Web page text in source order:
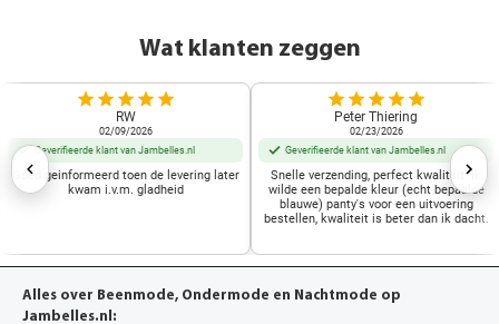
Wat klanten zeggen
RW
02/09/2026
Geverifieerde klant van Jambelles.nl
Goed geinformeerd toen de levering later
kwam i.v.m. gladheid
Peter Thiering
02/23/2026
Geverifieerde klant van Jambelles.nl
Snelle verzending, perfect kwaliteit. Ik
wilde een bepalde kleur (echt bepaalde
blauwe) panty's voor een uitvoering
bestellen, kwaliteit is beter dan ik dacht.
Alles over Beenmode, Ondermode en Nachtmode op
Jambelles.nl: